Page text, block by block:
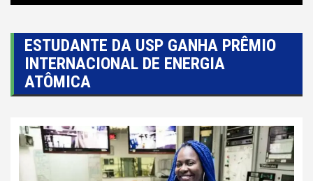
ESTUDANTE DA USP GANHA PRÊMIO
INTERNACIONAL DE ENERGIA
ATÔMICA